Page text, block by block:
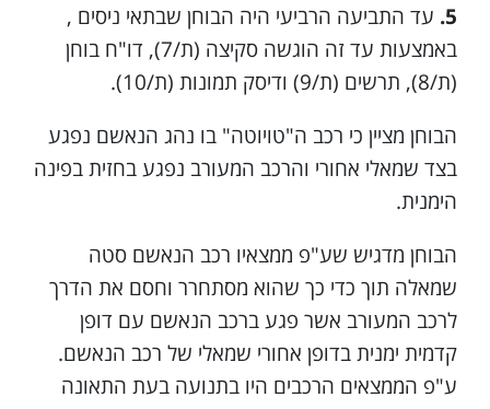
5. עד התביעה הרביעי היה הבוחן שבתאי ניסים ,
באמצעות עד זה הוגשה סקיצה (ת/7), דו"ח בוחן
(ת/8), תרשים (ת/9) ודיסק תמונות (ת/10).
הבוחן מציין כי רכב ה"טויוטה" בו נהג הנאשם נפגע
בצד שמאלי אחורי והרכב המעורב נפגע בחזית בפינה
הימנית.
הבוחן מדגיש שע"פ ממצאיו רכב הנאשם סטה
שמאלה תוך כדי כך שהוא מסתחרר וחסם את הדרך
לרכב המעורב אשר פגע ברכב הנאשם עם דופן
קדמית ימנית בדופן אחורי שמאלי של רכב הנאשם.
ע"פ הממצאים הרכבים היו בתנועה בעת התאונה